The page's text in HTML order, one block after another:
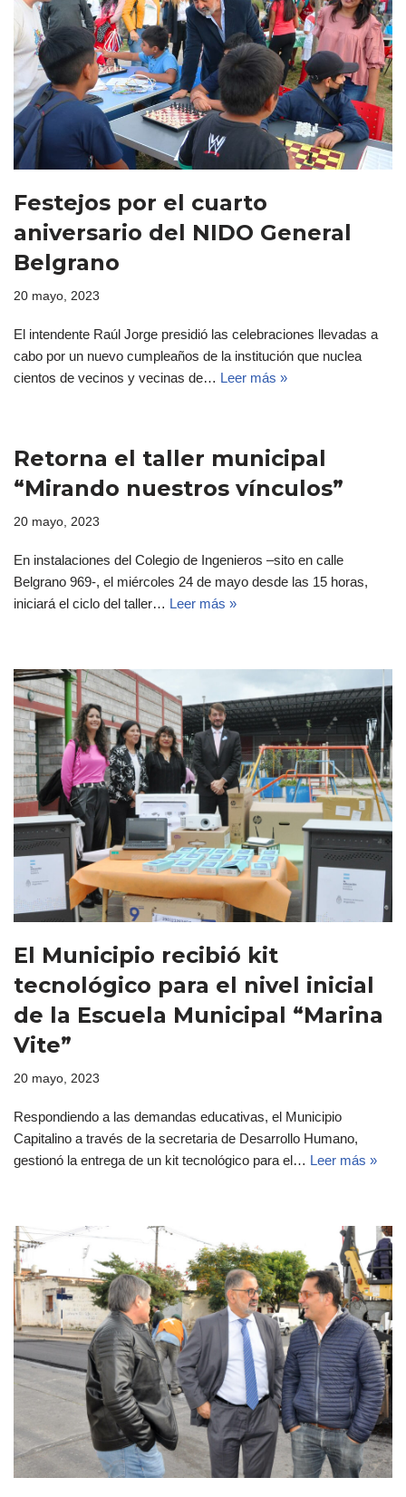
Festejos por el cuarto
aniversario del NIDO General
Belgrano
20 mayo, 2023
El intendente Raúl Jorge presidió las celebraciones llevadas a
cabo por un nuevo cumpleaños de la institución que nuclea
cientos de vecinos y vecinas de… Leer más »
Retorna el taller municipal
“Mirando nuestros vínculos”
20 mayo, 2023
En instalaciones del Colegio de Ingenieros –sito en calle
Belgrano 969-, el miércoles 24 de mayo desde las 15 horas,
iniciará el ciclo del taller… Leer más »
El Municipio recibió kit
tecnológico para el nivel inicial
de la Escuela Municipal “Marina
Vite”
20 mayo, 2023
Respondiendo a las demandas educativas, el Municipio
Capitalino a través de la secretaria de Desarrollo Humano,
gestionó la entrega de un kit tecnológico para el… Leer más »